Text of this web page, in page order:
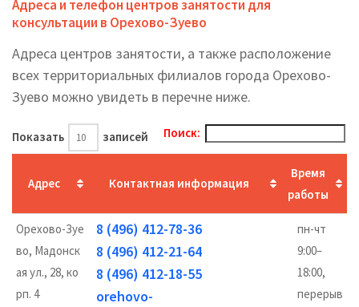
Адреса и телефон центров занятости для
консультации в Орехово-Зуево
Адреса центров занятости, а также расположение
всех территориальных филиалов города Орехово-
Зуево можно увидеть в перечне ниже.
Показать записей Поиск:
Адрес Контактная информация
Время
работы
Орехово-Зуе
во, Мадонск
ая ул., 28, ко
рп. 4
8 (496) 412-78-36
8 (496) 412-21-64
8 (496) 412-18-55
orehovo-
пн-чт
9:00–
18:00,
перерыв